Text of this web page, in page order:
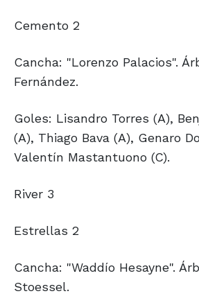
Cemento 2
Cancha: "Lorenzo Palacios".
Fernández.
Goles: Lisandro Torres (A),
(A), Thiago Bava (A), Genaro
Valentín Mastantuono (C).
River 3
Estrellas 2
Cancha: "Waddío Hesayne".
Stoessel.